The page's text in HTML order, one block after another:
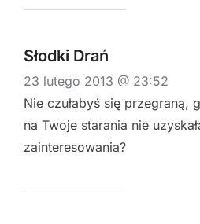
Słodki Drań
23 lutego 2013 @ 23:52
Nie czułabyś się przegraną,
na Twoje starania nie
zainteresowania?